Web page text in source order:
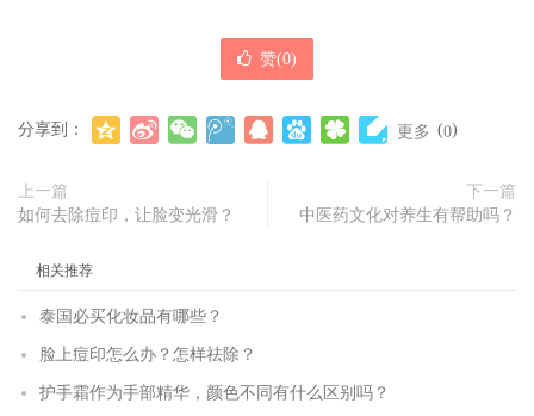
赞(0)
分享到： 更多 (0)
上一篇
如何去除痘印，让脸变光滑？
下一篇
中医药文化对养生有帮助吗？
相关推荐
泰国必买化妆品有哪些？
脸上痘印怎么办？怎样祛除？
护手霜作为手部精华，颜色不同有什么区别吗？